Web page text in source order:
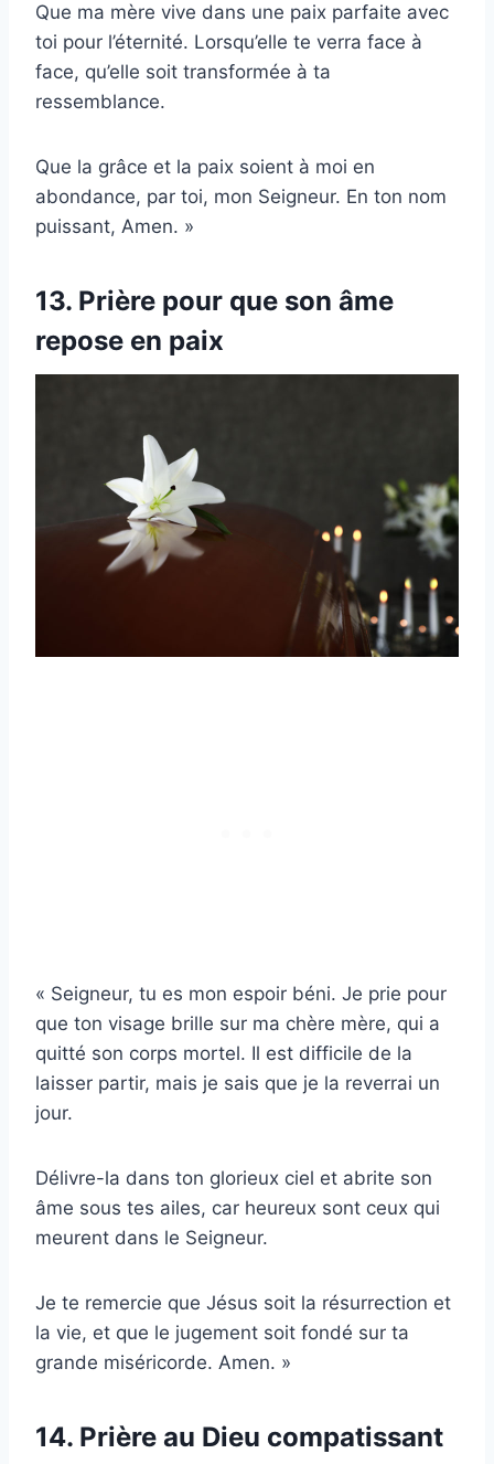
Que ma mère vive dans une paix parfaite avec
toi pour l’éternité. Lorsqu’elle te verra face à
face, qu’elle soit transformée à ta
ressemblance.
Que la grâce et la paix soient à moi en
abondance, par toi, mon Seigneur. En ton nom
puissant, Amen. »
13. Prière pour que son âme
repose en paix
« Seigneur, tu es mon espoir béni. Je prie pour
que ton visage brille sur ma chère mère, qui a
quitté son corps mortel. Il est difficile de la
laisser partir, mais je sais que je la reverrai un
jour.
Délivre-la dans ton glorieux ciel et abrite son
âme sous tes ailes, car heureux sont ceux qui
meurent dans le Seigneur.
Je te remercie que Jésus soit la résurrection et
la vie, et que le jugement soit fondé sur ta
grande miséricorde. Amen. »
14. Prière au Dieu compatissant